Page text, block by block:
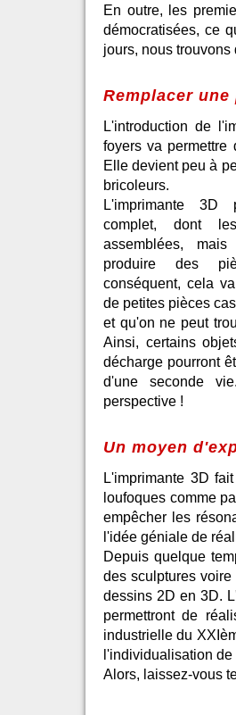
En outre, les
démocratisées, ce
jours, nous
Remplacer
L'introduction de
foyers va permettre
Elle devient peu à
bricoleurs.
L'imprimante 3D
complet, dont
assemblées,
produire des
conséquent, cela
de petites pièces
et qu'on ne peut
Ainsi, certains
décharge pourront
d'une seconde
perspective !
Un moyen
L'imprimante 3D
loufoques comme
empêcher les
l'idée géniale de
Depuis quelque
des sculptures
dessins 2D en 3D.
permettront de
industrielle du
l'individualisation de
Alors, laissez-vous